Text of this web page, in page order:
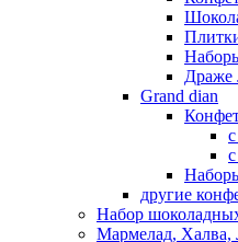
Драже
Grand dian
другие
Набор
Мармелад, Халва,